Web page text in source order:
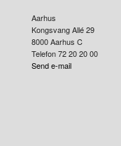
Aarhus
Kongsvang Allé 29
8000 Aarhus C
Telefon 72 20 20 00
Send e-mail